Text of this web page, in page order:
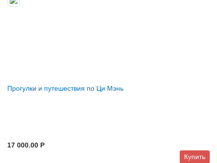
Прогулки и путешествия по Ци Мэнь
17 000.00 P
Купить